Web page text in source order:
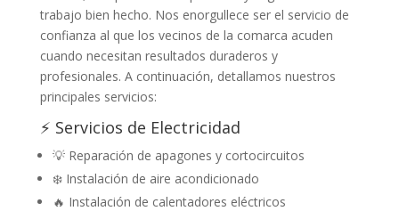
trabajo bien hecho. Nos enorgullece ser el servicio de
confianza al que los vecinos de la comarca acuden
cuando necesitan resultados duraderos y
profesionales. A continuación, detallamos nuestros
principales servicios:
⚡ Servicios de Electricidad
💡 Reparación de apagones y cortocircuitos
❄️ Instalación de aire acondicionado
🔥 Instalación de calentadores eléctricos